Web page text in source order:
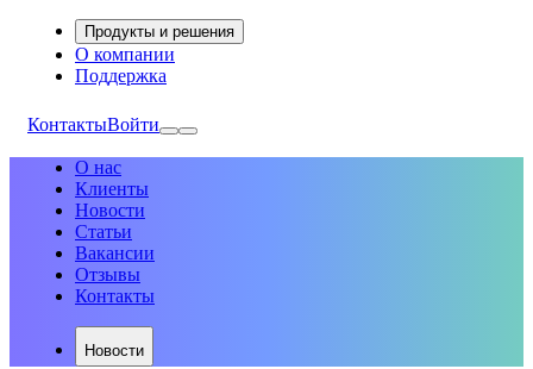
Продукты и решения
О компании
Поддержка
КонтактыВойти
О нас
Клиенты
Новости
Статьи
Вакансии
Отзывы
Контакты
Новости